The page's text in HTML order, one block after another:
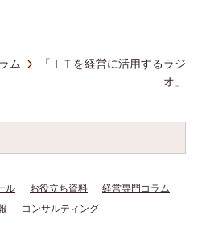
ム
「ＩＴを経営に活用するラジ
オ」
ル お役立ち資料
経営専門コラム
コンサルティング